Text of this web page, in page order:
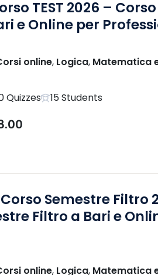
TEST 2026 –
e Online per
online, Logica, Matematica
Quizzes 15 Students
Semestre Filtro
Filtro a Bari e
online, Logica, Matematica